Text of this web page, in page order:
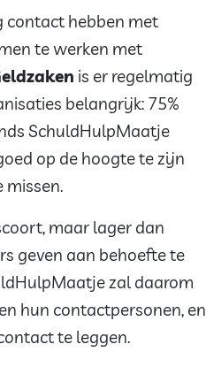
contact hebben met
te werken met
is er regelmatig
belangrijk: 75%
SchuldHulpMaatje
op de hoogte te zijn
missen.
maar lager dan
geven aan behoefte te
zal daarom
hun contactpersonen, en
te leggen.